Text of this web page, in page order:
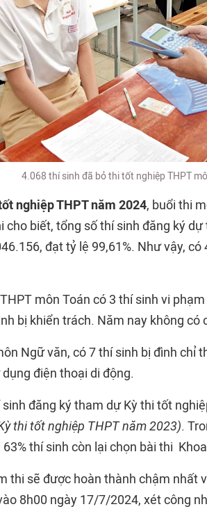
4.068 thí sinh đã bỏ thi tốt nghiệp THPT
nghiệp THPT năm 2024, buổi thi
cho biết, tổng số thí sinh đăng ký
đạt tỷ lệ 99,61%. Như vậy,
môn Toán có 3 thí sinh vi
bị khiển trách. Năm nay không có
Ngữ văn, có 7 thí sinh bị đình chỉ
điện thoại di động.
đăng ký tham dựKỳ thi tốt
thi tốt nghiệp THPT năm 2023).
thí sinh còn lại chọn bài thi
thi sẽ được hoàn thành chậm nhất
8h00 ngày 17/7/2024, xét công